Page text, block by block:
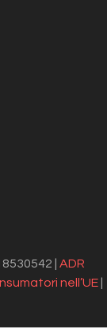
| ADR
nell’UE